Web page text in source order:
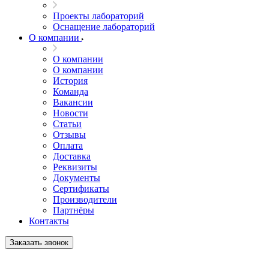
Проекты лабораторий
Оснащение лабораторий
О компании
О компании
О компании
История
Команда
Вакансии
Новости
Статьи
Отзывы
Оплата
Доставка
Реквизиты
Документы
Сертификаты
Производители
Партнёры
Контакты
Заказать звонок